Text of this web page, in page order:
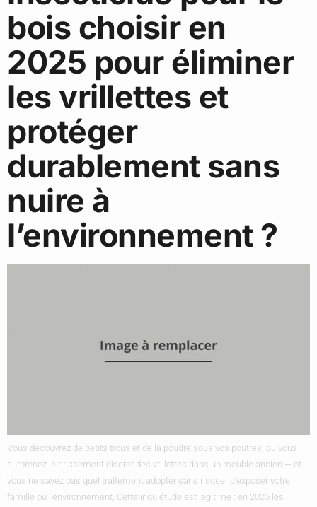
bois choisir en
2025 pour éliminer
les vrillettes et
protéger
durablement sans
nuire à
l’environnement ?
Vous découvrez de petits trous et de la poudre sous vos poutres, ou vous
surprenez le crissement discret des vrillettes dans un meuble ancien — et
vous ne savez pas quel traitement adopter sans risquer d’exposer votre
famille ou l’environnement. Cette inquiétude est légitime : en 2025 les